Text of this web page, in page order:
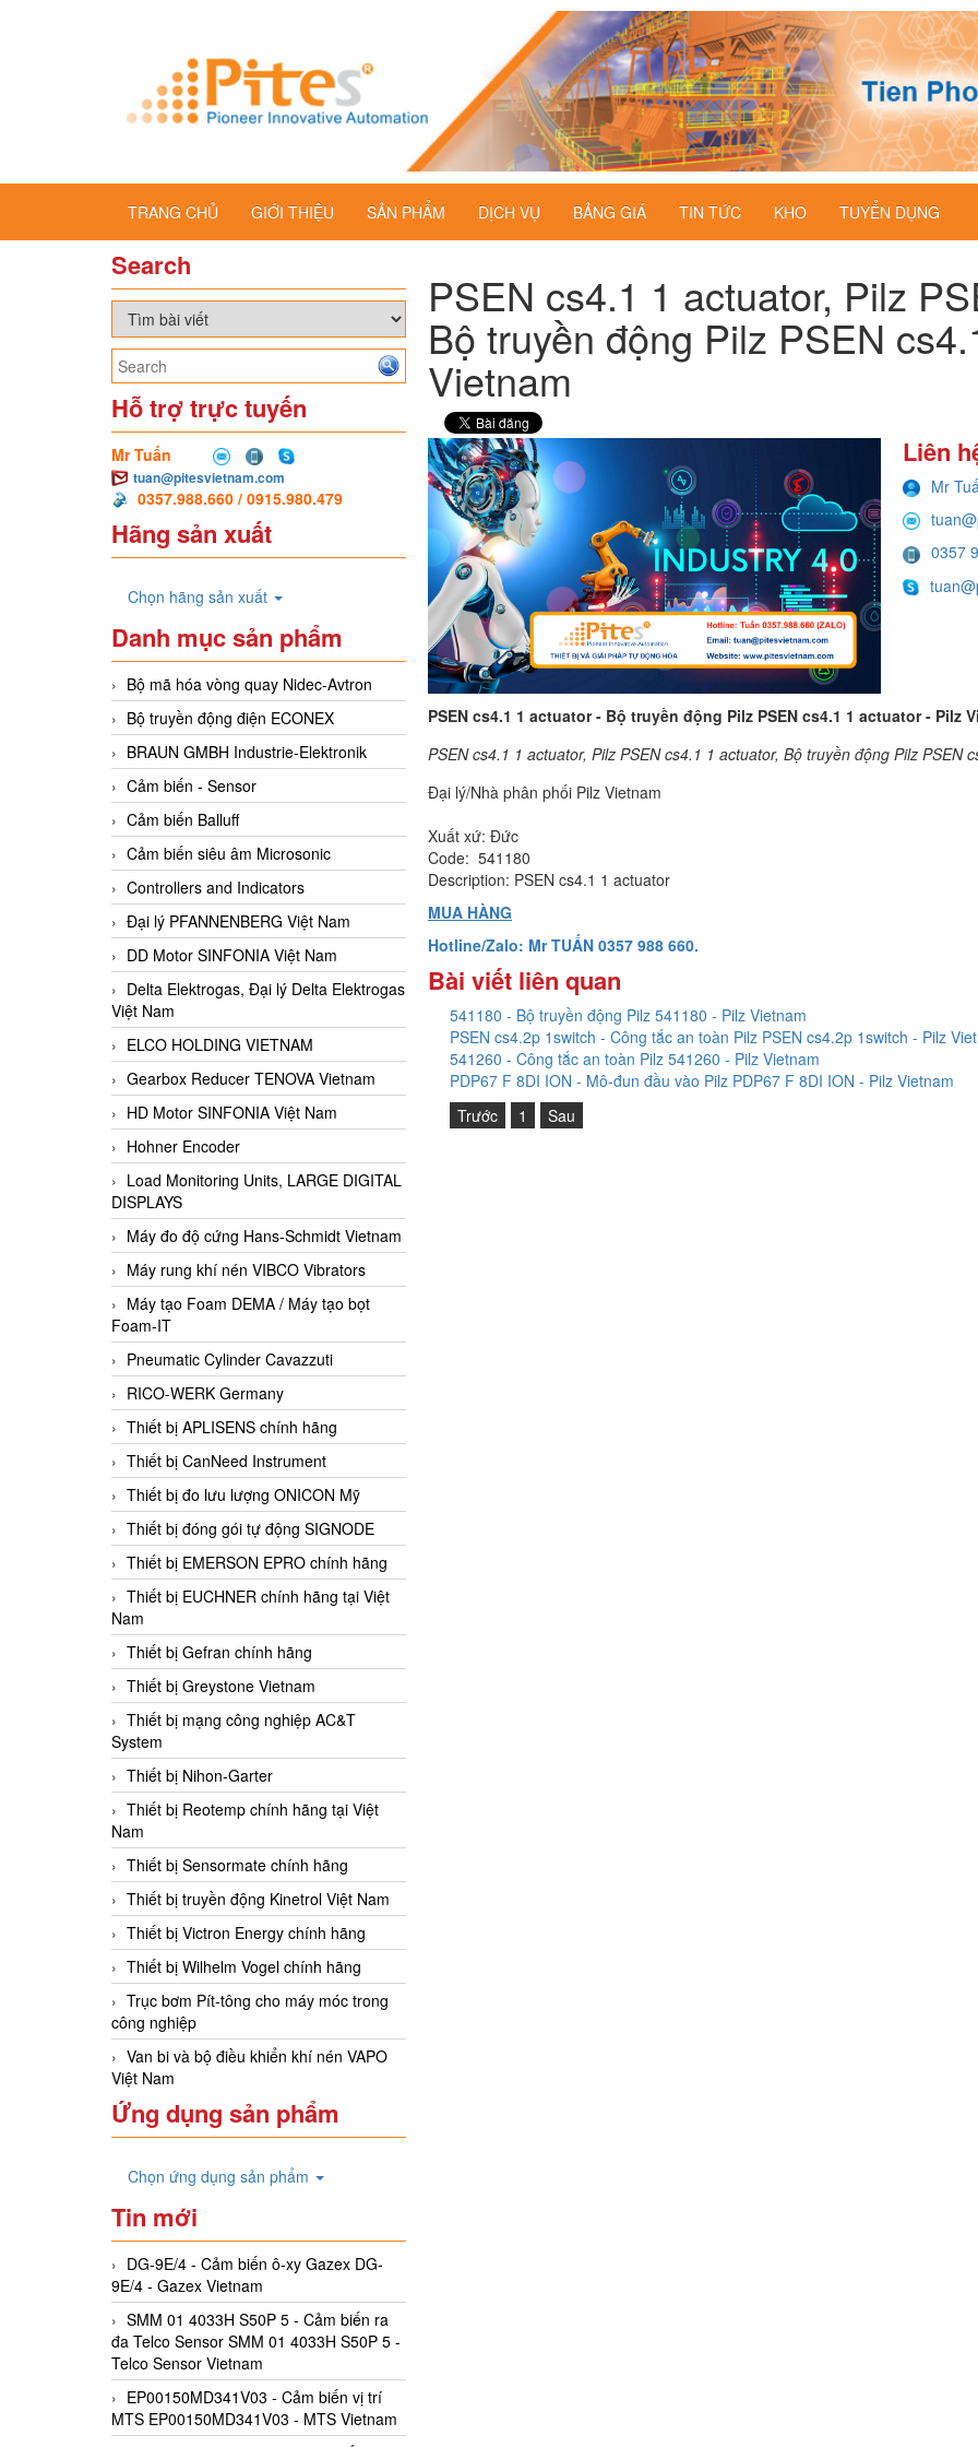
TRANG CHỦ GIỚI THIỆU SẢN PHẨM DỊCH VỤ BẢNG GIÁ TIN TỨC KHO TUYỂN DỤNG
Search
Hỗ trợ trực tuyến
Mr Tuấn
tuan@pitesvietnam.com
0357.988.660 / 0915.980.479
Hãng sản xuất
Chọn hãng sản xuất
Danh mục sản phẩm
Bộ mã hóa vòng quay Nidec-Avtron
Bộ truyền động điện ECONEX
BRAUN GMBH Industrie-Elektronik
Cảm biến - Sensor
Cảm biến Balluff
Cảm biến siêu âm Microsonic
Controllers and Indicators
Đại lý PFANNENBERG Việt Nam
DD Motor SINFONIA Việt Nam
Delta Elektrogas, Đại lý Delta Elektrogas
Việt Nam
ELCO HOLDING VIETNAM
Gearbox Reducer TENOVA Vietnam
HD Motor SINFONIA Việt Nam
Hohner Encoder
Load Monitoring Units, LARGE DIGITAL
DISPLAYS
Máy đo độ cứng Hans-Schmidt Vietnam
Máy rung khí nén VIBCO Vibrators
Máy tạo Foam DEMA / Máy tạo bọt
Foam-IT
Pneumatic Cylinder Cavazzuti
RICO-WERK Germany
Thiết bị APLISENS chính hãng
Thiết bị CanNeed Instrument
Thiết bị đo lưu lượng ONICON Mỹ
Thiết bị đóng gói tự động SIGNODE
Thiết bị EMERSON EPRO chính hãng
Thiết bị EUCHNER chính hãng tại Việt
Nam
Thiết bị Gefran chính hãng
Thiết bị Greystone Vietnam
Thiết bị mạng công nghiệp AC&T
System
Thiết bị Nihon-Garter
Thiết bị Reotemp chính hãng tại Việt
Nam
Thiết bị Sensormate chính hãng
Thiết bị truyền động Kinetrol Việt Nam
Thiết bị Victron Energy chính hãng
Thiết bị Wilhelm Vogel chính hãng
Trục bơm Pít-tông cho máy móc trong
công nghiệp
Van bi và bộ điều khiển khí nén VAPO
Việt Nam
Ứng dụng sản phẩm
Chọn ứng dụng sản phẩm
Tin mới
DG-9E/4 - Cảm biến ô-xy Gazex DG-
9E/4 - Gazex Vietnam
SMM 01 4033H S50P 5 - Cảm biến ra
đa Telco Sensor SMM 01 4033H S50P 5 -
Telco Sensor Vietnam
EP00150MD341V03 - Cảm biến vị trí
MTS EP00150MD341V03 - MTS Vietnam
PSEN cs4.1 1 actuator, Pilz
Bộ truyền động Pilz PSEN
Vietnam
Liên
Mr
0357
PSEN cs4.1 1 actuator - Bộ truyền động Pilz PSEN cs4.1 1 actuator - Pilz
PSEN cs4.1 1 actuator, Pilz PSEN cs4.1 1 actuator, Bộ truyền động Pilz PSEN
Đại lý/Nhà phân phối Pilz Vietnam
Xuất xứ: Đức
Code: 541180
Description: PSEN cs4.1 1 actuator
MUA HÀNG
Hotline/Zalo: Mr TUẤN 0357 988 660.
Bài viết liên quan
541180 - Bộ truyền động Pilz 541180 - Pilz Vietnam
PSEN cs4.2p 1switch - Công tắc an toàn Pilz PSEN cs4.2p 1switch - Pilz
541260 - Công tắc an toàn Pilz 541260 - Pilz Vietnam
PDP67 F 8DI ION - Mô-đun đầu vào Pilz PDP67 F 8DI ION - Pilz Vietnam
Trước
1 Sau